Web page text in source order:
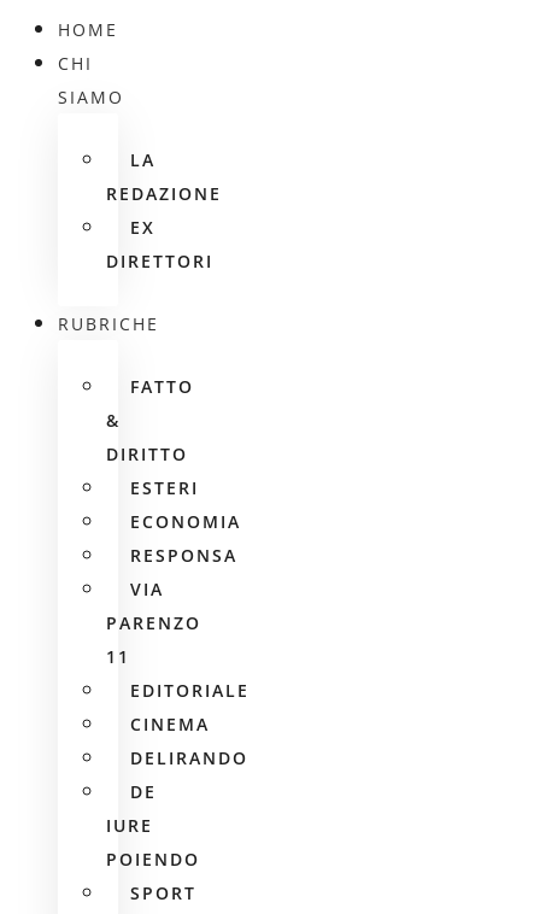
HOME
CHI
SIAMO
LA
REDAZIONE
EX
DIRETTORI
RUBRICHE
FATTO
&
DIRITTO
ESTERI
ECONOMIA
RESPONSA
VIA
PARENZO
11
EDITORIALE
CINEMA
DELIRANDO
DE
IURE
POIENDO
SPORT